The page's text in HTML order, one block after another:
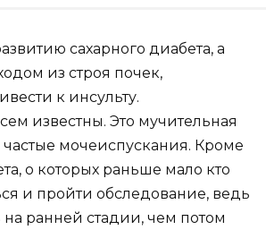
сахарного диабета, а
из строя почек,
к инсульту.
известны. Это мучительная
мочеиспускания. Кроме
о которых раньше мало кто
и пройти обследование, ведь
ранней стадии, чем потом